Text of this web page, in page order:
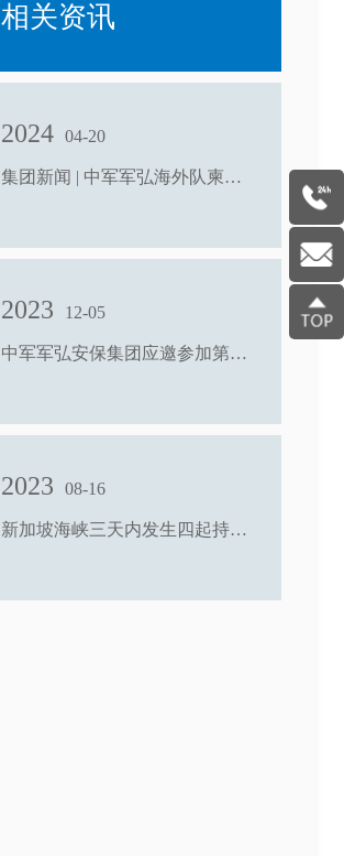
相关资讯
2024 04-20
集团新闻 | 中军军弘海外队柬埔寨公司安保队员 扑灭火灾护丝路
2023 12-05
中军军弘安保集团应邀参加第六届中非经济合作与海外安全研讨会
2023 08-16
新加坡海峡三天内发生四起持械抢劫船舶事件